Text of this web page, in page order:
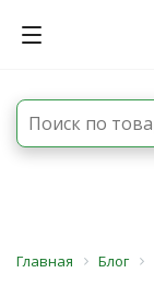
Главная Блог